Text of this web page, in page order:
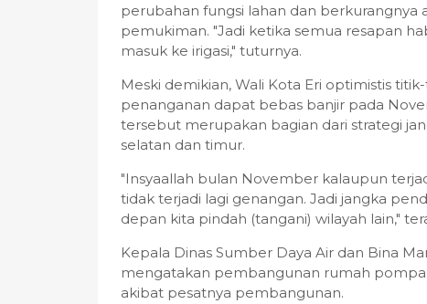
perubahan fungsi lahan dan berkurangnya
pemukiman. "Jadi ketika semua resapan
masuk ke irigasi," tuturnya.
Meski demikian, Wali Kota Eri optimistis
penanganan dapat bebas banjir pada
tersebut merupakan bagian dari strategi
selatan dan timur.
"Insyaallah bulan November kalaupun
tidak terjadi lagi genangan. Jadi jangka
depan kita pindah (tangani) wilayah lain,"
Kepala Dinas Sumber Daya Air dan Bina
mengatakan pembangunan rumah
akibat pesatnya pembangunan.